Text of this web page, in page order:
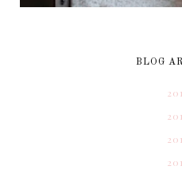
BLOG